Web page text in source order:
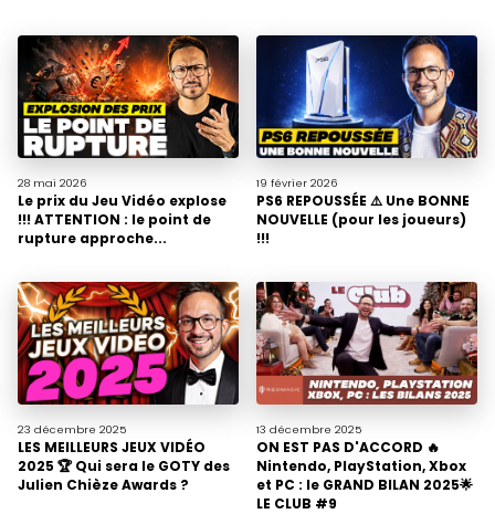
28 mai 2026
Le prix du Jeu Vidéo explose
!!! ATTENTION : le point de
rupture approche...
19 février 2026
PS6 REPOUSSÉE ⚠️ Une BONNE
NOUVELLE (pour les joueurs)
!!!
23 décembre 2025
LES MEILLEURS JEUX VIDÉO
2025 🏆 Qui sera le GOTY des
Julien Chièze Awards ?
13 décembre 2025
ON EST PAS D'ACCORD 🔥
Nintendo, PlayStation, Xbox
et PC : le GRAND BILAN 2025🌟
LE CLUB #9